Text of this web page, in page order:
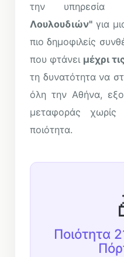
την υπηρεσία
Λουλουδιών" για
πιο δημοφιλείς
που φτάνει μέχρι
τη δυνατότητα να
όλη την Αθήνα,
μεταφοράς
ποιότητα.
Ποιότητα